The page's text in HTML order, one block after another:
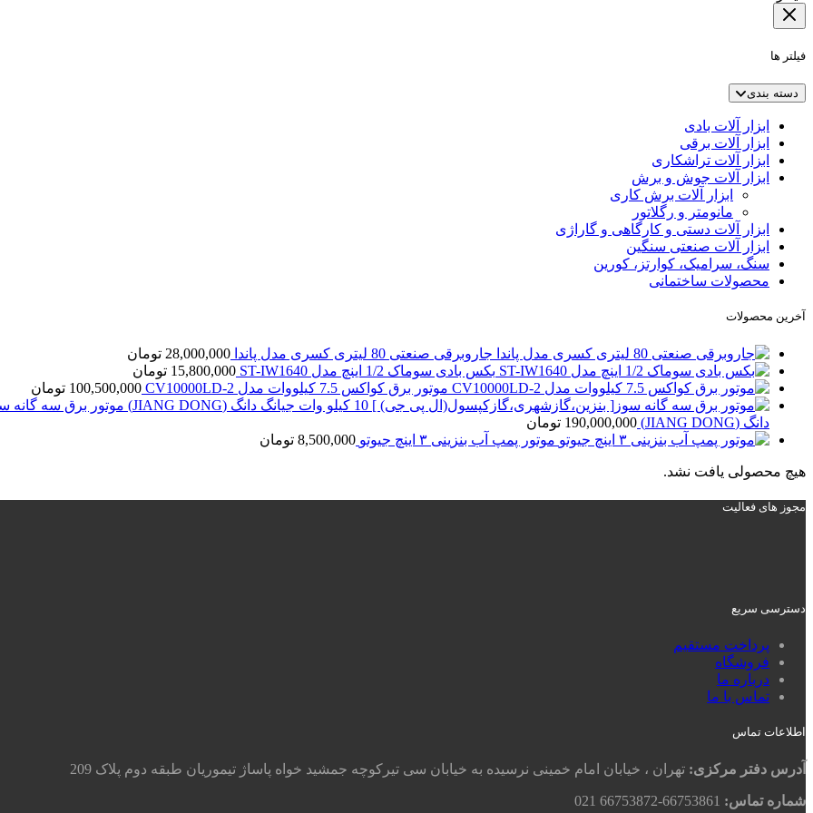
فیلتر ها
دسته بندی
ابزار آلات بادی
ابزار آلات برقی
ابزار آلات تراشکاری
ابزار آلات جوش و برش
ابزار آلات برش کاری
مانومتر و رگلاتور
ابزار آلات دستی و کارگاهی و گاراژی
ابزار آلات صنعتی سنگین
سنگ، سرامیک، کوارتز، کورین
محصولات ساختمانی
آخرین محصولات
جاروبرقی صنعتی 80 لیتری کسری مدل پاندا 28,000,000 تومان
بکس بادی سوماک 1/2 اینچ مدل ST-IW1640
15,800,000 تومان
موتور برق کواکس 7.5 کیلووات مدل CV10000LD-2
100,500,000 تومان
دانگ (JIANG DONG)
190,000,000 تومان
موتور پمپ آب بنزینی ۳ اینچ جیوتو
8,500,000 تومان
هیچ محصولی یافت نشد.
مجوز های فعالیت
دسترسی سریع
پرداخت مستقیم
فروشگاه
درباره ما
تماس با ما
اطلاعات تماس
آدرس دفتر مرکزی: تهران ، خیابان امام خمینی نرسیده به خیابان سی تیرکوچه جمشید خواه پاساژ تیموریان طبقه دوم پلاک 209
شماره تماس: